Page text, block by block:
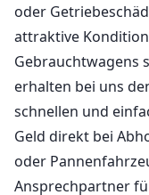
oder
attraktive
Gebrauchtwagens
erhalten bei uns
schnellen und
Geld direkt bei
oder
Ansprechpartner